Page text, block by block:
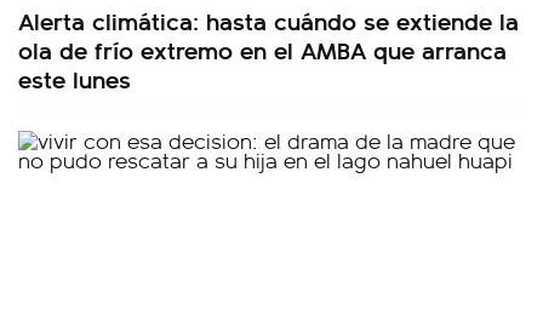
Alerta climática: hasta cuándo se extiende la
ola de frío extremo en el AMBA que arranca
este lunes